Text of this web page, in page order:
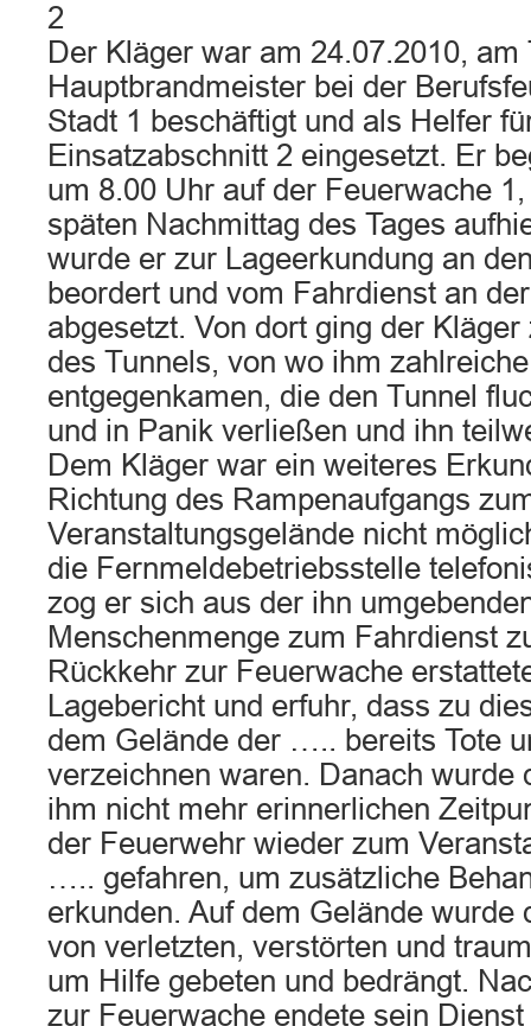
2
Der Kläger war am 24.07.2010,
Hauptbrandmeister bei der
Stadt 1 beschäftigt und als Helfer
Einsatzabschnitt 2 eingesetzt. Er
um 8.00 Uhr auf der Feuerwache
späten Nachmittag des Tages
wurde er zur Lageerkundung an
beordert und vom Fahrdienst an
abgesetzt. Von dort ging der
des Tunnels, von wo ihm
entgegenkamen, die den Tunnel
und in Panik verließen und ihn
Dem Kläger war ein weiteres
Richtung des Rampenaufgangs
Veranstaltungsgelände nicht
die Fernmeldebetriebsstelle
zog er sich aus der ihn
Menschenmenge zum Fahrdienst
Rückkehr zur Feuerwache
Lagebericht und erfuhr, dass zu
dem Gelände der ….. bereits Tote
verzeichnen waren. Danach wurde
ihm nicht mehr erinnerlichen
der Feuerwehr wieder zum
….. gefahren, um zusätzliche
erkunden. Auf dem Gelände wurde
von verletzten, verstörten und
um Hilfe gebeten und bedrängt.
zur Feuerwache endete sein